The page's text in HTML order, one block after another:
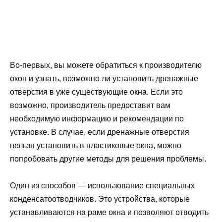
Во-первых, вы можете обратиться к производителю
окон и узнать, возможно ли установить дренажные
отверстия в уже существующие окна. Если это
возможно, производитель предоставит вам
необходимую информацию и рекомендации по
установке. В случае, если дренажные отверстия
нельзя установить в пластиковые окна, можно
попробовать другие методы для решения проблемы.
Один из способов — использование специальных
конденсатоотводчиков. Это устройства, которые
устанавливаются на раме окна и позволяют отводить